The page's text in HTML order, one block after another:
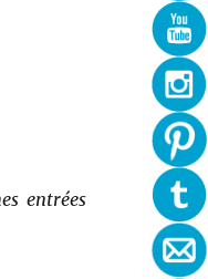
entrées